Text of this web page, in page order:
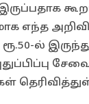
எந்த
ல்